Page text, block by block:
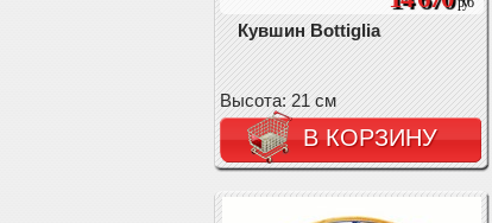
Кувшин Bottiglia
Высота: 21 см
В КОРЗИНУ